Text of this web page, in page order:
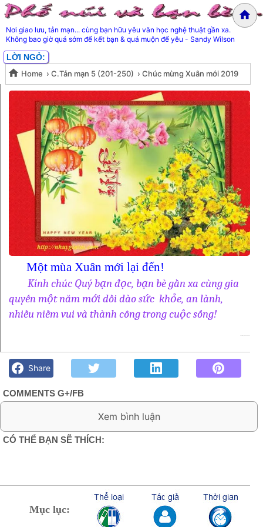
Nơi giao lưu, tản mạn... cùng bạn hữu yêu văn học nghệ thuật gần xa.
Không bao giờ quá sớm để kết bạn & quá muộn để yêu - Sandy Wilson
LỜI NGỎ:
Home › C.Tản mạn 5 (201-250) › Chúc mừng Xuân mới 2019
Chúc mừng Xuân mới 2019
Một mùa Xuân mới lại đến!
Kính chúc Quý bạn đọc, bạn bè gần xa cùng gia
quyến một năm mới dồi dào sức khỏe, an lành,
nhiều niềm vui và thành công trong cuộc sống!
Chút gì để nhớ!
Share
COMMENTS G+/FB
0 Comment:
CÓ THỂ BẠN SẼ THÍCH:
Mục lục: